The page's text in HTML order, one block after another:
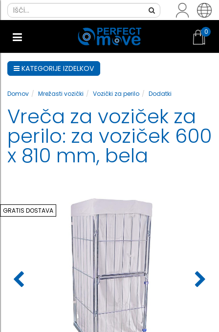
0
KATEGORIJE IZDELKOV
Domov Mrežasti vozički Vozički za perilo Dodatki
Vreča za voziček za
perilo: za voziček 600
x 810 mm, bela
GRATIS DOSTAVA